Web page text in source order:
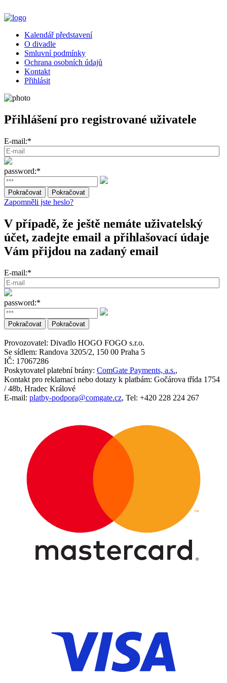
Kalendář představení
O divadle
Smluvní podmínky
Ochrana osobních údajů
Kontakt
Přihlásit
Přihlášení pro registrované uživatele
E-mail:*
password:*
Zapomněli jste heslo?
V případě, že ještě nemáte uživatelský
účet, zadejte email a přihlašovací údaje
Vám přijdou na zadaný email
E-mail:*
password:*
Provozovatel: Divadlo HOGO FOGO s.r.o.
Se sídlem: Randova 3205/2, 150 00 Praha 5
IČ: 17067286
Poskytovatel platební brány: ComGate Payments, a.s.,
Kontakt pro reklamaci nebo dotazy k platbám: Gočárova třída 1754
/ 48b, Hradec Králové
E-mail: platby-podpora@comgate.cz, Tel: +420 228 224 267